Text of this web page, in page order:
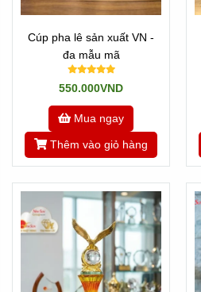
Cúp pha lê sản xuất VN -
đa mẫu mã
550.000VND
Mua ngay
Thêm vào giỏ hàng